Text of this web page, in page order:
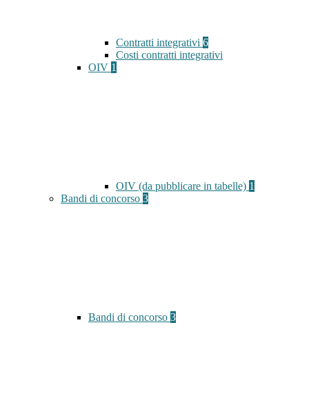
Contratti integrativi 6
Costi contratti integrativi
OIV 1
OIV (da pubblicare in tabelle) 1
Bandi di concorso 3
Bandi di concorso 3